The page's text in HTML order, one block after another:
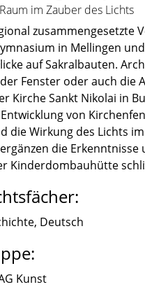
im Zauber des Lichts
zusam­men­ge­setzte
in Mellin­gen
auf Sakral­bau­ten.
Fenster oder auch die
Kirche Sankt Nikolai in
von
die Wirkung des Lichts
die
Kinder­dom­bau­hütte
Deutsch
Kunst